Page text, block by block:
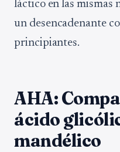
láctico en las mismas
un desencadenante
principiantes.
AHA:
ácido
mandélico